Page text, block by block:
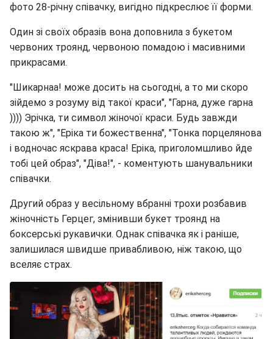
фото 28-річну співачку, вигідно підкреслює її форми.
Один зі своїх образів вона доповнила з букетом
червоних троянд, червоною помадою і масивними
прикрасами.
"Шикарнаа! може досить на сьогодні, а то ми скоро
зійдемо з розуму від такої краси", "Гарна, дуже гарна
)))) Эрічка, ти символ жіночої краси. Будь завжди
такою ж", "Еріка ти божественна", "Тонка порцелянова
і водночас яскрава краса! Еріка, приголомшливо йде
тобі цей образ", "Діва!", - коментують шанувальники
співачки.
Другий образ у весільному вбранні трохи розбавив
жіночність Герцег, змінивши букет троянд на
боксерські рукавички. Однак співачка як і раніше,
залишилася швидше привабливою, ніж такою, що
вселяє страх.